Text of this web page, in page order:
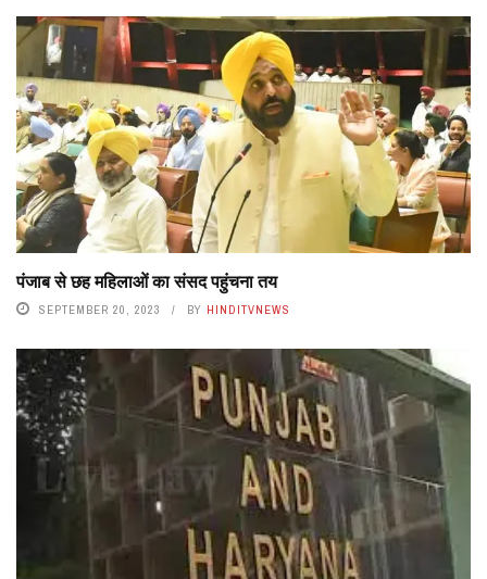
पंजाब से छह महिलाओं का संसद पहुंचना तय
SEPTEMBER 20, 2023 BY HINDITVNEWS